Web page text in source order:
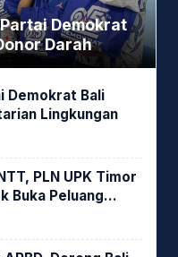
Demokrat
Darah
Demokrat Bali
Lingkungan
PLN UPK Timor
Buka Peluang
PLTU Bolok